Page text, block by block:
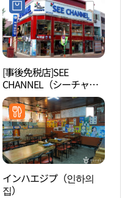
[事後免税店]SEE
CHANNEL（シーチャン
ネル）眼鏡・トンインチ
ョン（東仁川）店(씨채
널안경 동인천점)
インハエジプ（인하의
집）